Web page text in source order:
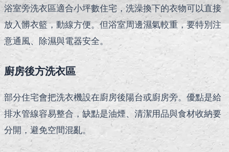
浴室旁洗衣區適合小坪數住宅，洗澡換下的衣物可以直接
放入髒衣籃，動線方便。但浴室周邊濕氣較重，要特別注
意通風、除濕與電器安全。
廚房後方洗衣區
部分住宅會把洗衣機設在廚房後陽台或廚房旁。優點是給
排水管線容易整合，缺點是油煙、清潔用品與食材收納要
分開，避免空間混亂。